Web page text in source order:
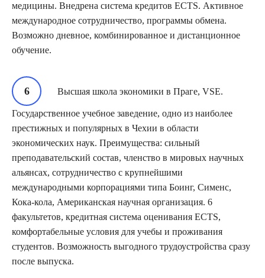
медицины. Внедрена система кредитов ECTS. Активное
международное сотрудничество, программы обмена.
Возможно дневное, комбинированное и дистанционное
обучение.
Высшая школа экономики в Праге, VSE.
Государственное учебное заведение, одно из наиболее
престижных и популярных в Чехии в области
экономических наук. Преимущества: сильный
преподавательский состав, членство в мировых научных
альянсах, сотрудничество с крупнейшими
международными корпорациями типа Боинг, Сименс,
Кока-кола, Американская научная организация. 6
факультетов, кредитная система оценивания ECTS,
комфортабельные условия для учебы и проживания
студентов. Возможность выгодного трудоустройства сразу
после выпуска.